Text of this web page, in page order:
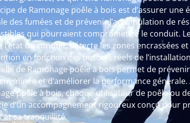
de Ramonage poêle à bois est d’assurer une
des fumées et de prévenir l’accumulation de
qui pourraient compromettre le conduit.
l’état du conduit, détecte les zones encrassées
en fonction des besoins réels de
de Ramonage poêle à bois permet de
et d’améliorer la performance générale.
poêle à bois, chaque utilisateur de poêle ou
d’un accompagnement rigoureux conçu pour
et sa tranquillité.